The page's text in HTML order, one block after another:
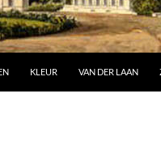
KLEUR VAN DER LAAN